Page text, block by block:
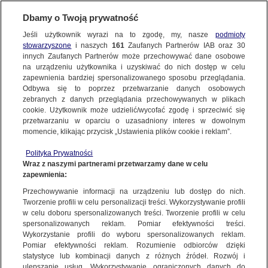
FAKTY | ZOBACZ FAKTY
Grad, trąba powietrzna, podtopienia. Pogodowy armagedon nad Polską
NAJNOWSZE
ZOBACZ FAKTY
FAKTY PO FAKTACH
FAKTY O ŚWIECIE
WIĘCEJ
KANAŁY
Dzień dobry!
Jedno konto do wszystkich usług
Dbamy o Twoją prywatność
Jeśli użytkownik wyrazi na to zgodę, my, nasze podmioty
stowarzyszone i naszych 161Zaufanych Partnerów IAB oraz 30
innych Zaufanych Partnerów może przechowywać dane osobowe
na urządzeniu użytkownika i uzyskiwać do nich dostęp w celu
zapewnienia bardziej spersonalizowanego sposobu przeglądania.
Odbywa się to poprzez przetwarzanie danych osobowych
zebranych z danych przeglądania przechowywanych w plikach
cookie. Użytkownik może udzielić/wycofać zgodę i sprzeciwić się
przetwarzaniu w oparciu o uzasadniony interes w dowolnym
momencie, klikając przycisk „Ustawienia plików cookie i reklam”.
Polityka Prywatności
Wraz z naszymi partnerami przetwarzamy dane w celu
zapewnienia:
Przechowywanie informacji na urządzeniu lub dostęp do nich.
Tworzenie profili w celu personalizacji treści. Wykorzystywanie profili
w celu doboru spersonalizowanych treści. Tworzenie profili w celu
spersonalizowanych reklam. Pomiar efektywności treści.
Wykorzystanie profili do wyboru spersonalizowanych reklam.
Pomiar efektywności reklam. Rozumienie odbiorców dzięki
statystyce lub kombinacji danych z różnych źródeł. Rozwój i